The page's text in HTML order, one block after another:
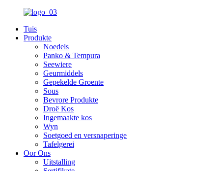
Tuis
Produkte
Noedels
Panko & Tempura
Seewiere
Geurmiddels
Gepekelde Groente
Sous
Bevrore Produkte
Droë Kos
Ingemaakte kos
Wyn
Soetgoed en versnaperinge
Tafelgerei
Oor Ons
Uitstalling